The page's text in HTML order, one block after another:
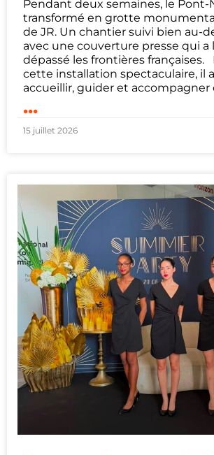
Pendant deux semaines, le Pont-
transformé en grotte
de JR. Un chantier suivi bien au-
avec une couverture presse qui
dépassé les frontières françaises.
cette installation spectaculaire, il
accueillir, guider et accompagner
...
15 juillet 2026